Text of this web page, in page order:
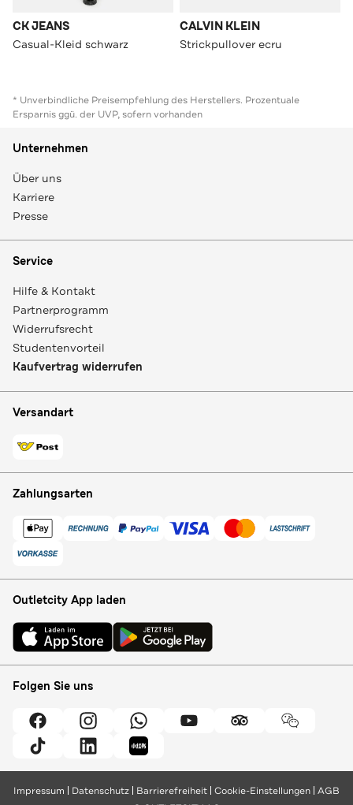
CK JEANS
Casual-Kleid schwarz
CALVIN KLEIN
Strickpullover ecru
* Unverbindliche Preisempfehlung des Herstellers. Prozentuale
Ersparnis ggü. der UVP, sofern vorhanden
Unternehmen
Über uns
Karriere
Presse
Service
Hilfe & Kontakt
Partnerprogramm
Widerrufsrecht
Studentenvorteil
Kaufvertrag widerrufen
Versandart
Zahlungsarten
Outletcity App laden
Folgen Sie uns
Impressum Datenschutz Barrierefreiheit Cookie-Einstellungen AGB